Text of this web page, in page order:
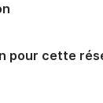
pour cette